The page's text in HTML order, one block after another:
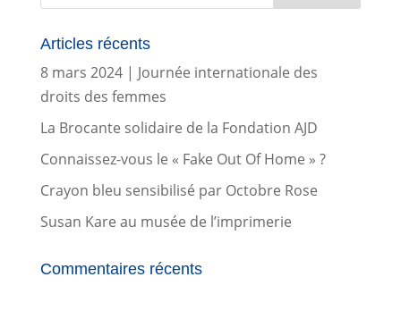
Articles récents
8 mars 2024 | Journée internationale des
droits des femmes
La Brocante solidaire de la Fondation AJD
Connaissez-vous le « Fake Out Of Home » ?
Crayon bleu sensibilisé par Octobre Rose
Susan Kare au musée de l’imprimerie
Commentaires récents